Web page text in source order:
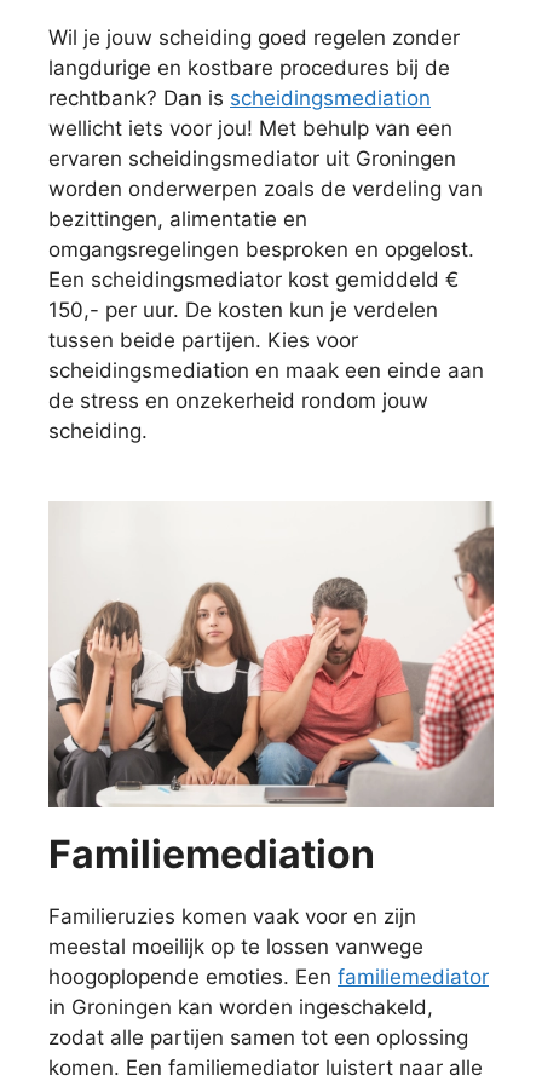
Wil je jouw scheiding goed regelen zonder
langdurige en kostbare procedures bij de
rechtbank? Dan is scheidingsmediation
wellicht iets voor jou! Met behulp van een
ervaren scheidingsmediator uit Groningen
worden onderwerpen zoals de verdeling van
bezittingen, alimentatie en
omgangsregelingen besproken en opgelost.
Een scheidingsmediator kost gemiddeld €
150,- per uur. De kosten kun je verdelen
tussen beide partijen. Kies voor
scheidingsmediation en maak een einde aan
de stress en onzekerheid rondom jouw
scheiding.
Familiemediation
Familieruzies komen vaak voor en zijn
meestal moeilijk op te lossen vanwege
hoogoplopende emoties. Een familiemediator
in Groningen kan worden ingeschakeld,
zodat alle partijen samen tot een oplossing
komen. Een familiemediator luistert naar alle